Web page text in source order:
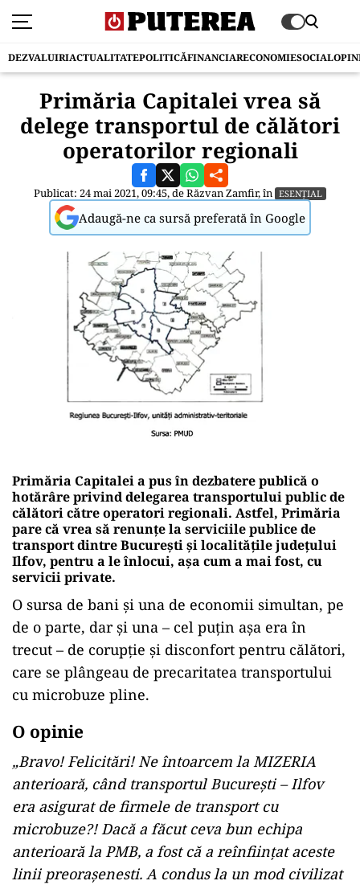
DEZVALUIRIACTUALITATEPOLITICĂFINANCIARECONOMIESOCIAL
Primăria Capitalei vrea să
delege transportul de călători
operatorilor regionali
Publicat: 24 mai 2021, 09:45, deRăzvan Zamfir, în ESENȚIAL
Adaugă-ne ca sursă preferată în Google
Primăria Capitalei a pus în dezbatere publică o
hotărâre privind delegarea transportului public de
călători către operatori regionali. Astfel, Primăria
pare că vrea să renunțe la serviciile publice de
transport dintre București și localitățile județului
Ilfov, pentru a le înlocui, așa cum a mai fost, cu
servicii private.
O sursa de bani și una de economii simultan, pe
de o parte, dar și una – cel puțin așa era în
trecut – de corupție și disconfort pentru călători,
care se plângeau de precaritatea transportului
cu microbuze pline.
O opinie
„Bravo! Felicitări! Ne întoarcem la MIZERIA
anterioară, când transportul București – Ilfov
era asigurat de firmele de transport cu
microbuze?! Dacă a făcut ceva bun echipa
anterioară la PMB, a fost că a reînființat aceste
linii preorașenesti. A condus la un mod civilizat